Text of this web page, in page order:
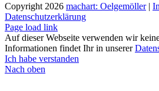
Copyright 2026 machart: Oelgemöller|
Datenschutzerklärung
Page load link
Auf dieser Webseite verwenden wir
Informationen findet Ihr in unserer
Ich habe verstanden
Nach oben